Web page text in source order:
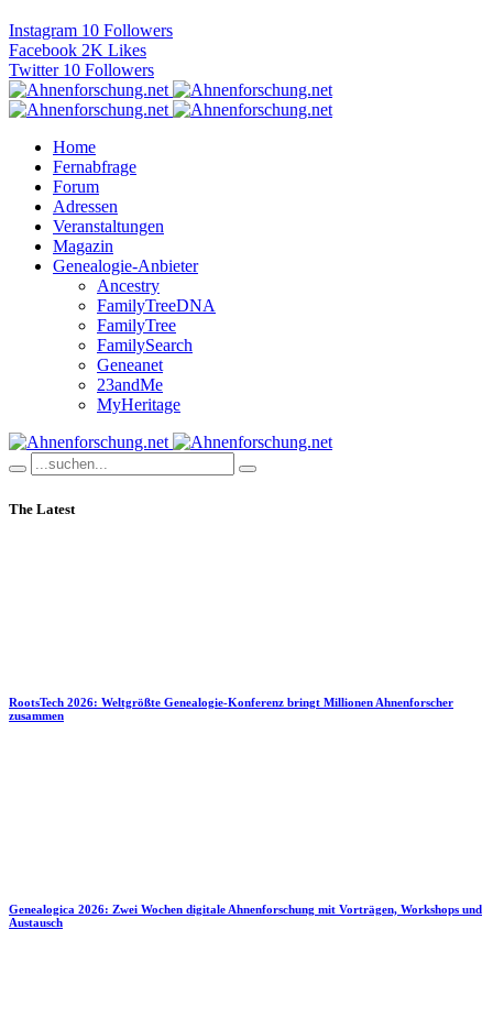
Instagram 10 Followers
Facebook 2K Likes
Twitter 10 Followers
Home
Fernabfrage
Forum
Adressen
Veranstaltungen
Magazin
Genealogie-Anbieter
Ancestry
FamilyTreeDNA
FamilyTree
FamilySearch
Geneanet
23andMe
MyHeritage
The Latest
RootsTech 2026: Weltgrößte Genealogie-Konferenz bringt Millionen Ahnenforscher
zusammen
Genealogica 2026: Zwei Wochen digitale Ahnenforschung mit Vorträgen, Workshops und
Austausch